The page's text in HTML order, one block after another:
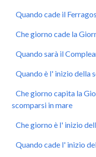
Quando cade il
Che giorno cade la
Quando sarà il
Quando è l' inizio della
Che giorno capita la
scomparsi in mare
Che giorno è l' inizio
Quando cade l' inizio